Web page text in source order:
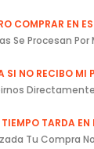
COMPRAR EN
Se Procesan
SI NO RECIBO MI
TARDA EN
Tu Compra